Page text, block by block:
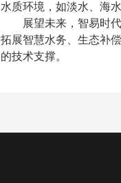
水质环境，如淡水、海水
展望未来，智易时
拓展智慧水务、生态补
的技术支撑。